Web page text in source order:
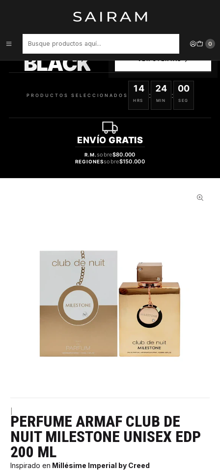
0
Perfume Armaf Club De Nuit Milestone Unisex Edp 200 ml
BLACK
SELECCIONADOS
PRODUCTOS SELECCIONADOS
14
HRS
:
24
MIN
:
00
SEG
ENVÍO GRATIS
R.M.sobre$80.000
REGIONESsobre$150.000
PERFUME ARMAF CLUB DE
NUIT MILESTONE UNISEX EDP
200 ML
Inspirado en Millésime Imperial by Creed